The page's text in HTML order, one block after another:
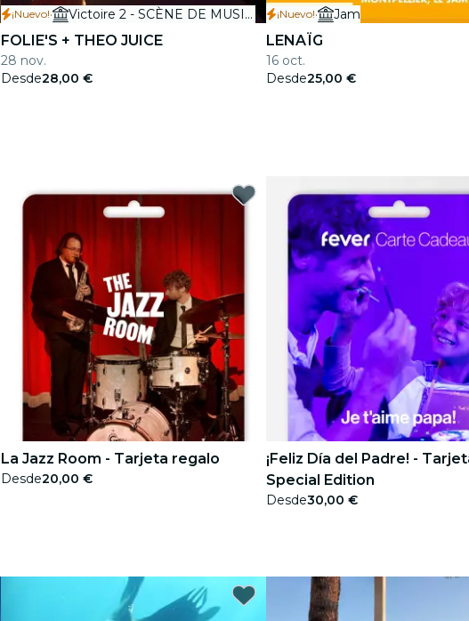
¡Nuevo!· Victoire 2 - SCÈNE DE MUSIQUES ACTUELLES
FOLIE'S + THEO JUICE
28 nov.
Desde28,00 €
¡Nuevo!· Jam
LENAÏG
16 oct.
Desde25,00 €
La Jazz Room - Tarjeta regalo
Desde20,00 €
¡Feliz Día del Padre! -
Special Edition
Desde30,00 €